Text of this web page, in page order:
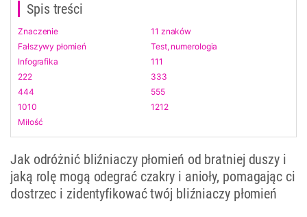
Spis treści
Znaczenie
11 znaków
Fałszywy płomień
Test, numerologia
Infografika
111
222
333
444
555
1010
1212
Miłość
Jak odróżnić bliźniaczy płomień od bratniej duszy i
jaką rolę mogą odegrać czakry i anioły, pomagając ci
dostrzec i zidentyfikować twój bliźniaczy płomień